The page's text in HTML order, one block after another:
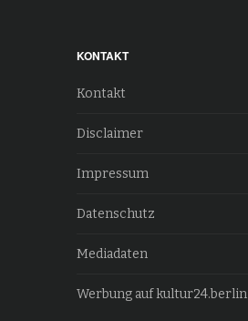
KONTAKT
Kontakt
Disclaimer
Impressum
Datenschutz
Mediadaten
Werbung auf kultur24.berlin